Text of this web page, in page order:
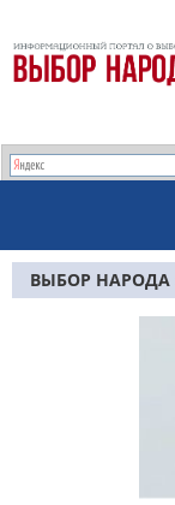
ВЫБОР НАРОДА